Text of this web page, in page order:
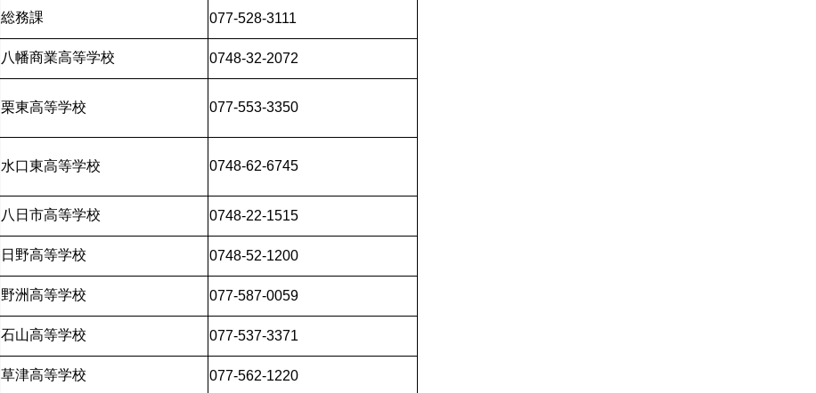
総務課
077-528-3111
八幡商業高等学校
0748-32-2072
栗東高等学校 077-553-3350
水口東高等学校 0748-62-6745
八日市高等学校
0748-22-1515
日野高等学校
0748-52-1200
野洲高等学校
077-587-0059
石山高等学校
077-537-3371
草津高等学校
077-562-1220